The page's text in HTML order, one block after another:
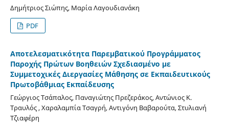
Δημήτριος Σιώπης, Μαρία Λαγουδιανάκη
PDF
Αποτελεσματικότητα Παρεμβατικού Προγράμματος
Παροχής Πρώτων Βοηθειών Σχεδιασμένο με
Συμμετοχικές Διεργασίες Μάθησης σε Εκπαιδευτικούς
Πρωτοβάθμιας Εκπαίδευσης
Γεώργιος Τσάπαλος, Παναγιώτης Πρεζεράκος, Αντώνιος K.
Τραυλός , Χαραλαμπία Τσαγρή, Αντιγόνη Βαβαρούτα, Στυλιανή
Τζιαφέρη